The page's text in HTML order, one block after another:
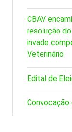
CBAV
resolução
invade
Veterinário
Edital de
Convocação